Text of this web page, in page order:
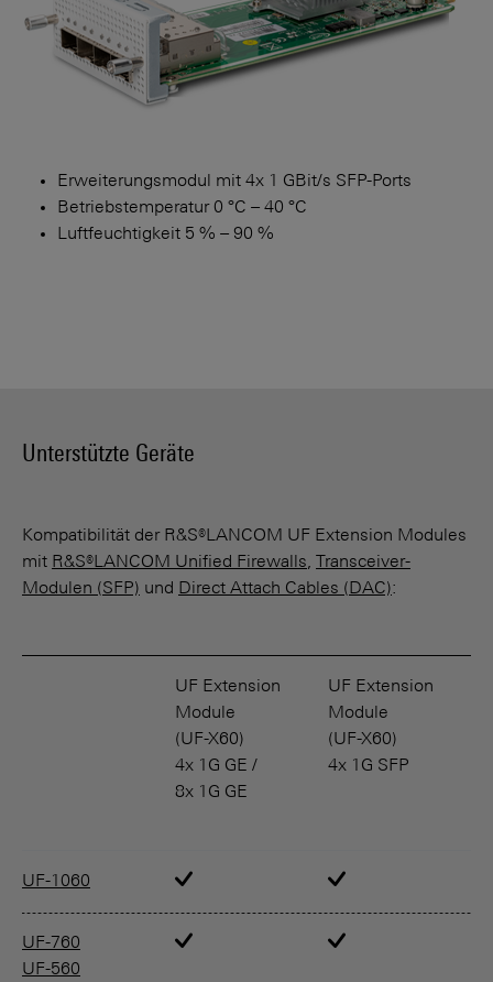
Erweiterungsmodul mit 4x 1 GBit/s SFP-Ports
Betriebstemperatur 0 °C – 40 °C
Luftfeuchtigkeit 5 % – 90 %
Unterstützte Geräte
Kompatibilität der R&S®LANCOM UF Extension Modules
mit R&S®LANCOM Unified Firewalls,
Transceiver-
Modulen (SFP) und Direct Attach Cables (DAC):
UF Extension
Module
(UF-X60)
4x 1G GE /
8x 1G GE
UF Extension
Module
(UF-X60)
4x 1G SFP
UF-1060
UF-760
UF-560